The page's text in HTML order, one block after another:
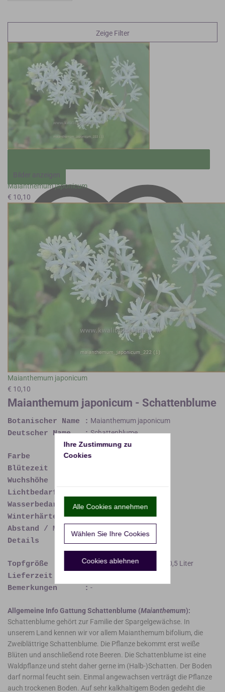
Zeige Filter
Bilder anzeigen
Maianthemum japonicum
€ 10,10
Maianthemum japonicum
€ 10,10
Maianthemum japonicum - Schattenblume
Botanischer Name : Maianthemum japonicum
Deutscher Name :Schattenblume
Farbe :Cremeweiß
Blütezeit :
Wuchshöhe :
Lichtbedarf :
Wasserbedarf :Normal
Winterhärte :Bis -29°C (USDA Zone 5)
Abstand / Menge :
Details :
Topfgröße :Quadratisch 9 cm, Inhalt 0,5 Liter
Lieferzeit :
Bemerkungen : -
Allgemeine Info Gattung Schattenblume (Maianthemum):
Schattenblume gehört zur Familie der Spargelgewächse. In
unserem Land kennen wir vor allem Maianthemum bifolium, die
Zweiblättrige Schattenblume. Die Pflanze bekommt erst weiße
Blüten und anschließend rote Beeren. Die Schattenblume ist eine
Waldpflanze und steht daher gerne im (Halb-)Schatten. Der Boden
darf normal feucht sein. Einmal angewachsen verträgt die Pflanze
auch trockenen Boden. Auf sehr kalkhaltigem Boden gedeiht die
Ihre Zustimmung zu
Cookies
Alle Cookies annehmen
Wählen Sie Ihre Cookies
Cookies ablehnen